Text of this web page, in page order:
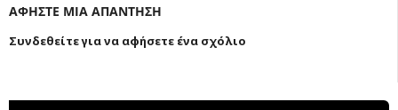
ΑΦΗΣΤΕ ΜΙΑ ΑΠΑΝΤΗΣΗ
Συνδεθείτε για να αφήσετε ένα σχόλιο